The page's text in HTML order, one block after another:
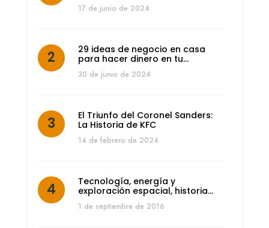
17 de junio de 2024
29 ideas de negocio en casa
para hacer dinero en tu…
30 de junio de 2024
El Triunfo del Coronel Sanders:
La Historia de KFC
14 de febrero de 2024
Tecnología, energía y
exploración espacial, historia…
1 de septiembre de 2016